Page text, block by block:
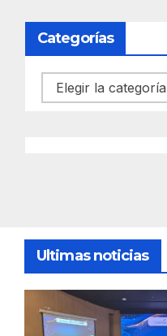
Categorías
Categorías
Ultimas noticias